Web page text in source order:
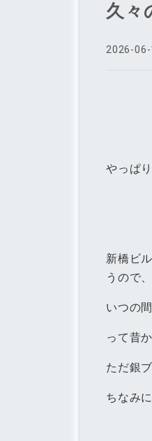
2026-06-
久々
やっぱ
新橋ビ
うので
いつの
って昔
ただ銀
ちなみ